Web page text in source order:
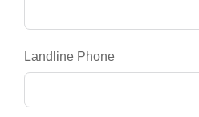
Landline Phone